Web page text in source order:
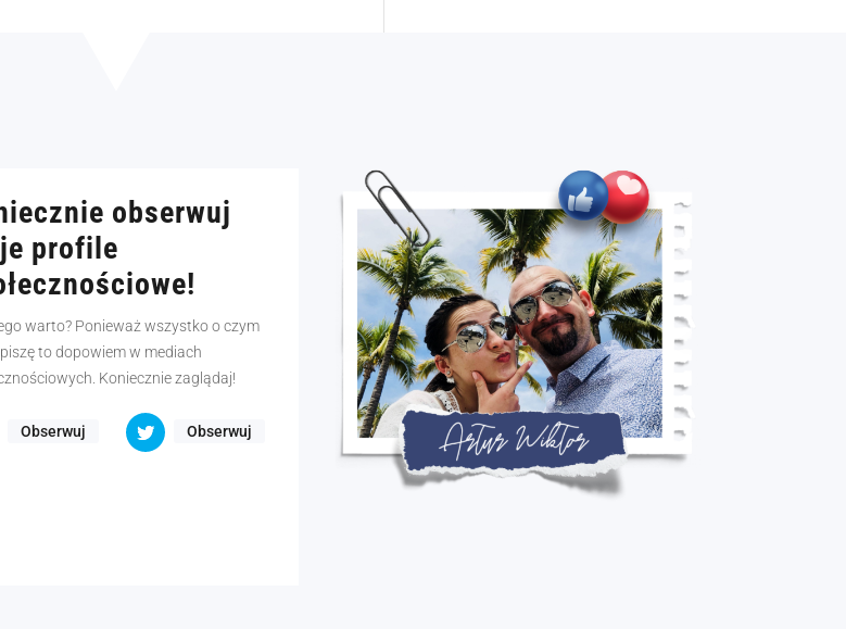
obserwuj
profile
warto? Ponieważ wszystko o czym
to dopowiem w mediach
Koniecznie zaglądaj!
Obserwuj Obserwuj